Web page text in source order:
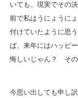
いても、現実でその
前で私はうにょうに
付けていたように思
ば、来年にはハッピ
悔しいじゃん？ その
今思い出しても申し